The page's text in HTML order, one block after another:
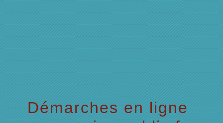
Démarches en ligne